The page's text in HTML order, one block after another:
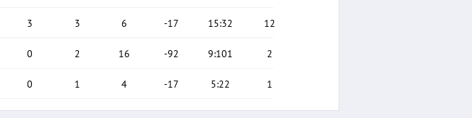
3 3 6 -17 15:32 12
0 2 16 -92 9:101 2
0 1 4 -17 5:22 1